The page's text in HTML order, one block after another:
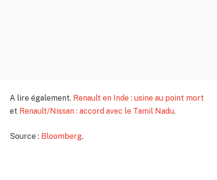
A lire également. Renault en Inde : usine au point mort
et Renault/Nissan : accord avec le Tamil Nadu.
Source : Bloomberg.